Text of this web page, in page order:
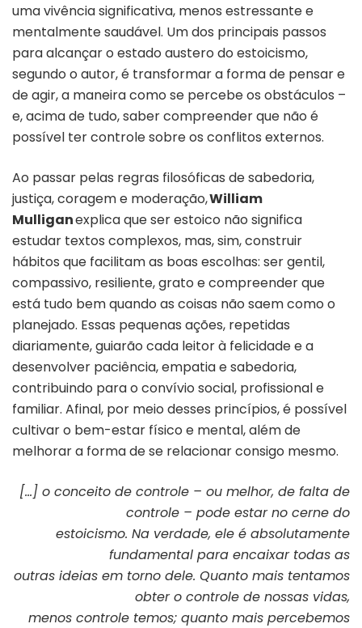
uma vivência significativa, menos estressante e
mentalmente saudável. Um dos principais passos
para alcançar o estado austero do estoicismo,
segundo o autor, é transformar a forma de pensar e
de agir, a maneira como se percebe os obstáculos –
e, acima de tudo, saber compreender que não é
possível ter controle sobre os conflitos externos.
Ao passar pelas regras filosóficas de sabedoria,
justiça, coragem e moderação,William
Mulliganexplica que ser estoico não significa
estudar textos complexos, mas, sim, construir
hábitos que facilitam as boas escolhas: ser gentil,
compassivo, resiliente, grato e compreender que
está tudo bem quando as coisas não saem como o
planejado. Essas pequenas ações, repetidas
diariamente, guiarão cada leitor à felicidade e a
desenvolver paciência, empatia e sabedoria,
contribuindo para o convívio social, profissional e
familiar. Afinal, por meio desses princípios, é possível
cultivar o bem-estar físico e mental, além de
melhorar a forma de se relacionar consigo mesmo.
[…] o conceito de controle – ou melhor, de falta de
controle – pode estar no cerne do
estoicismo. Na verdade, ele é absolutamente
fundamental para encaixar todas as
outras ideias em torno dele. Quanto mais tentamos
obter o controle de nossas vidas,
menos controle temos; quanto mais percebemos